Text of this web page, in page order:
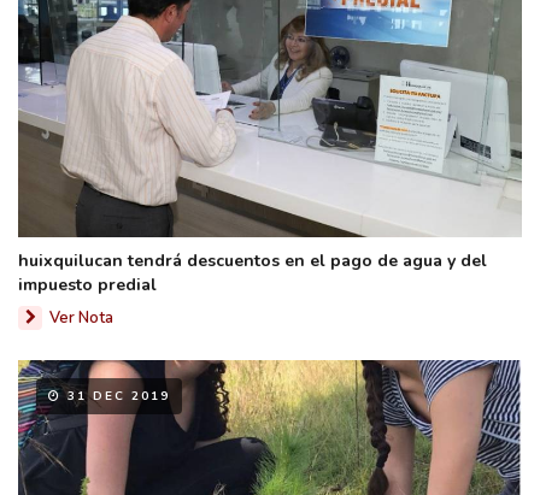
huixquilucan tendrá descuentos en el pago de agua y del
impuesto predial
Ver Nota
31 DEC 2019